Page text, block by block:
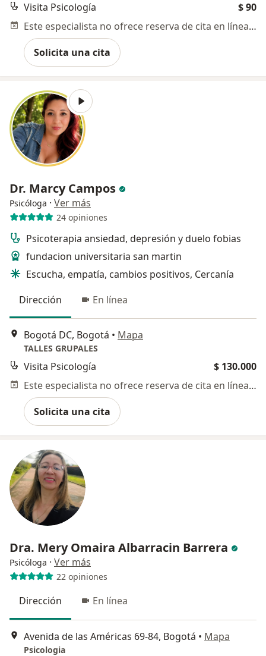
Visita Psicología
$ 90
Este especialista no ofrece reserva de cita en línea en esta dirección.
Solicita una cita
Dr. Marcy Campos
Psicóloga · Ver más
24 opiniones
Psicoterapia ansiedad, depresión y duelo fobias
fundacion universitaria san martin
Escucha, empatía, cambios positivos, Cercanía
Dirección
En línea
Bogotá DC, Bogotá • Mapa
TALLES GRUPALES
Visita Psicología
$ 130.000
Este especialista no ofrece reserva de cita en línea en esta dirección.
Solicita una cita
Dra. Mery Omaira Albarracin Barrera
Psicóloga · Ver más
22 opiniones
Dirección En línea
Avenida de las Américas 69-84, Bogotá • Mapa
Psicologia